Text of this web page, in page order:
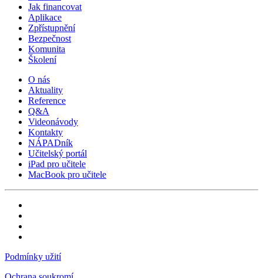
Jak financovat
Aplikace
Zpřístupnění
Bezpečnost
Komunita
Školení
O nás
Aktuality
Reference
Q&A
Videonávody
Kontakty
NÁPADník
Učitelský portál
iPad pro učitele
MacBook pro učitele
Podmínky užití